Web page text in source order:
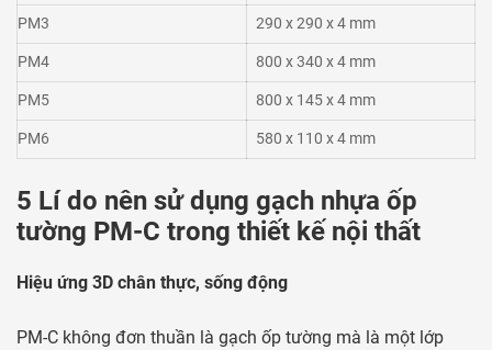
PM3 290 x 290 x 4 mm
PM4 800 x 340 x 4 mm
PM5 800 x 145 x 4 mm
PM6 580 x 110 x 4 mm
5 Lí do nên sử dụng gạch nhựa ốp
tường PM-C trong thiết kế nội thất
Hiệu ứng 3D chân thực, sống động
PM-C không đơn thuần là gạch ốp tường mà là một lớp